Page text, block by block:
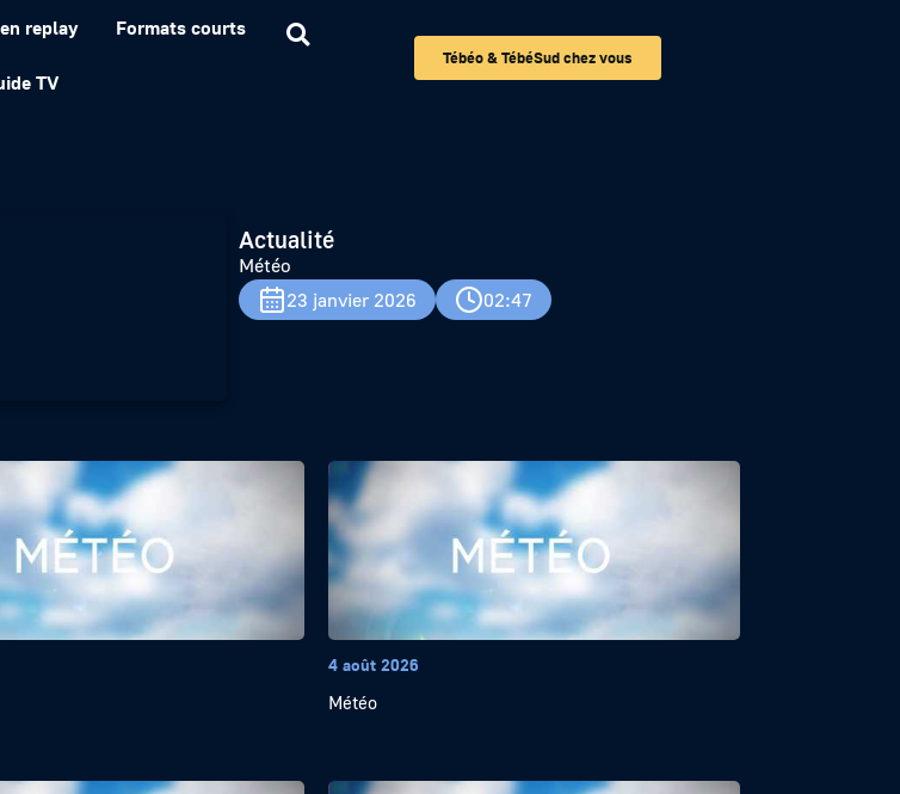
replay Formats courts
TV
Tébéo & TébéSud chez vous
Actualité
Météo
23 janvier 2026
02:47
4 août 2026
Météo